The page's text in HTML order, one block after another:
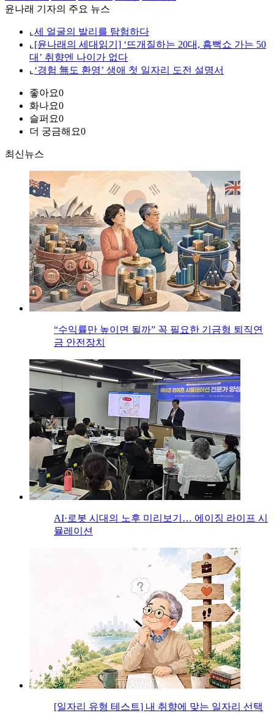
윤나래 기자의 주요 뉴스
⌞ 세 얼굴의 발리를 탐험하다
⌞ [윤나래의 세대읽기] ‘뜨개질하는 20대, 흠뻑쇼 가는 50
대’ 취향엔 나이가 없다
⌞ ‘경험 無도 환영’ 생애 첫 일자리 도전 설명서
좋아요0
화나요0
슬퍼요0
더 궁금해요0
최신뉴스
“수익률만 높이면 될까” 꼭 필요한 기금형 퇴직연
금 안전장치
AI·로봇 시대의 노후 미리보기… 에이징 라이프 시
뮬레이션
[일자리 유형 테스트] 내 취향에 맞는 일자리 선택